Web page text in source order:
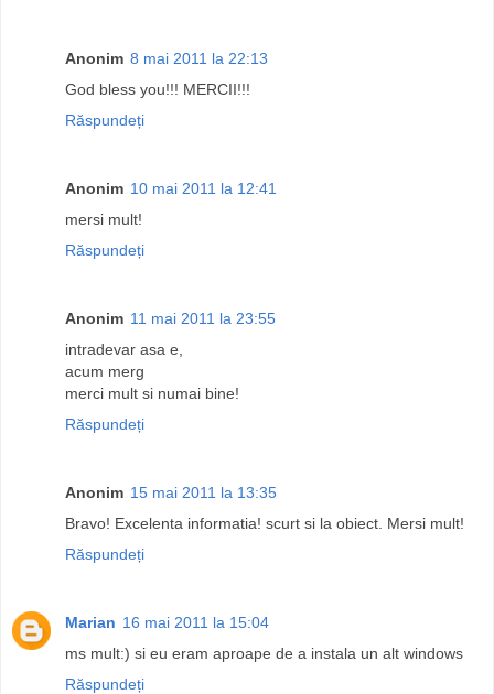
Anonim 8 mai 2011 la 22:13
God bless you!!! MERCII!!!
Răspundeți
Anonim 10 mai 2011 la 12:41
mersi mult!
Răspundeți
Anonim 11 mai 2011 la 23:55
intradevar asa e,
acum merg
merci mult si numai bine!
Răspundeți
Anonim 15 mai 2011 la 13:35
Bravo! Excelenta informatia! scurt si la obiect. Mersi mult!
Răspundeți
Marian 16 mai 2011 la 15:04
ms mult:) si eu eram aproape de a instala un alt windows
Răspundeți